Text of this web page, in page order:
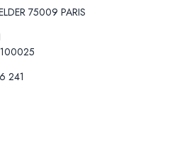
75009 PARIS
241